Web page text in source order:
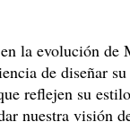
la evolución de
de diseñar
reflejen su
nuestra visión